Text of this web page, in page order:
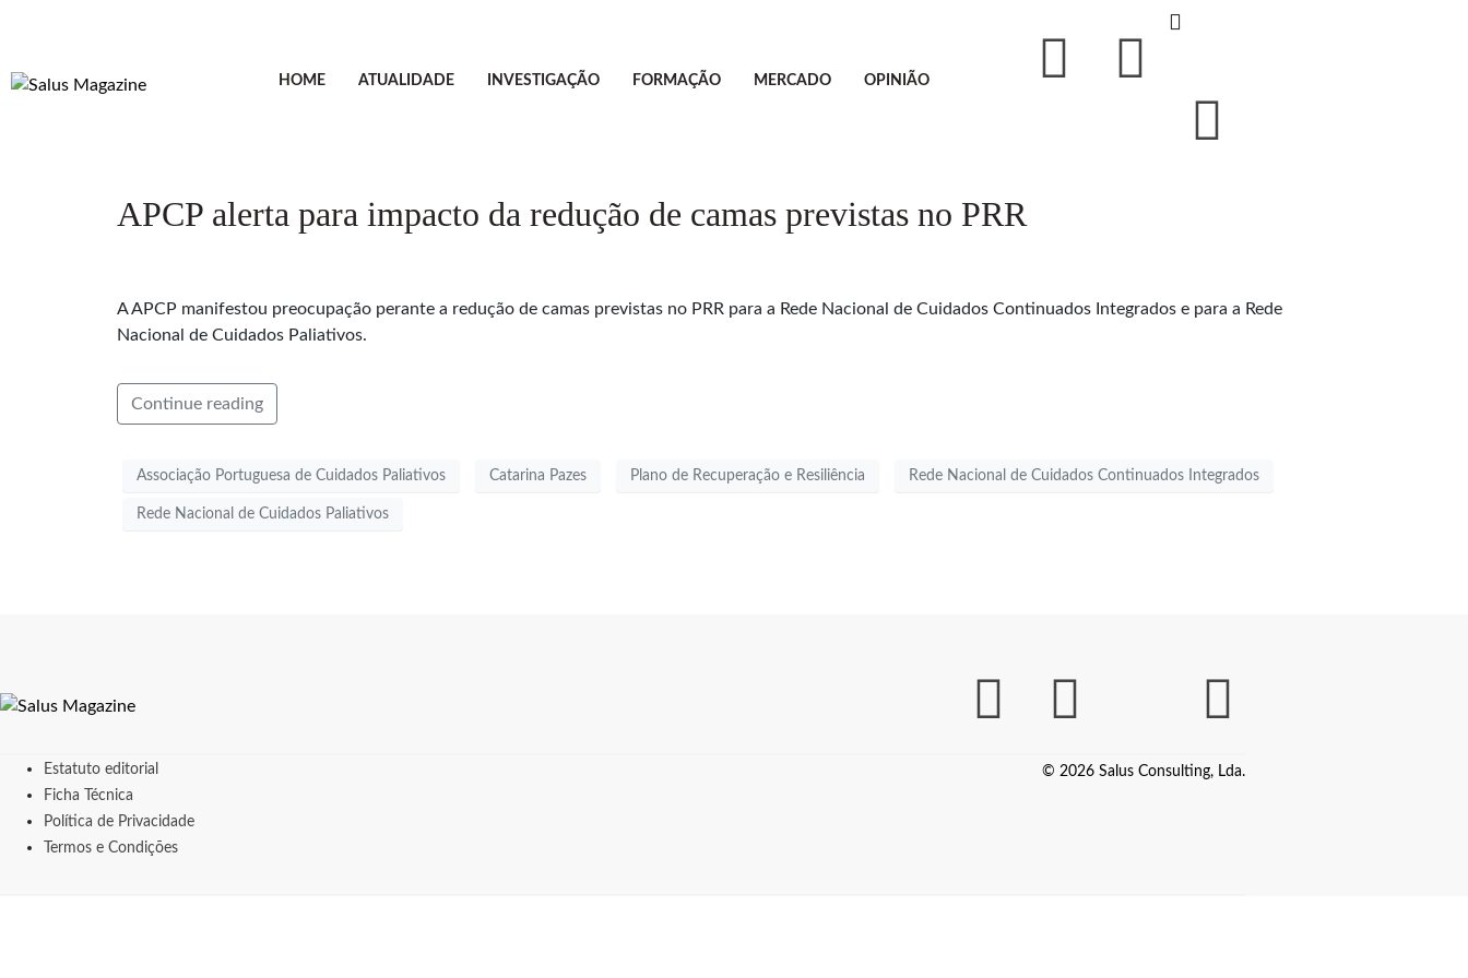
HOME ATUALIDADE INVESTIGAÇÃO FORMAÇÃO MERCADO OPINIÃO
APCP alerta para impacto da redução de camas previstas no PRR
A APCP manifestou preocupação perante a redução de camas previstas no PRR para a Rede Nacional de Cuidados Continuados Integrados e para a Rede
Nacional de Cuidados Paliativos.
Continue reading
Associação Portuguesa de Cuidados Paliativos Catarina Pazes Plano de Recuperação e Resiliência Rede Nacional de Cuidados Continuados Integrados
Rede Nacional de Cuidados Paliativos
Estatuto editorial
Ficha Técnica
Política de Privacidade
Termos e Condições
© 2026 Salus Consulting, Lda.